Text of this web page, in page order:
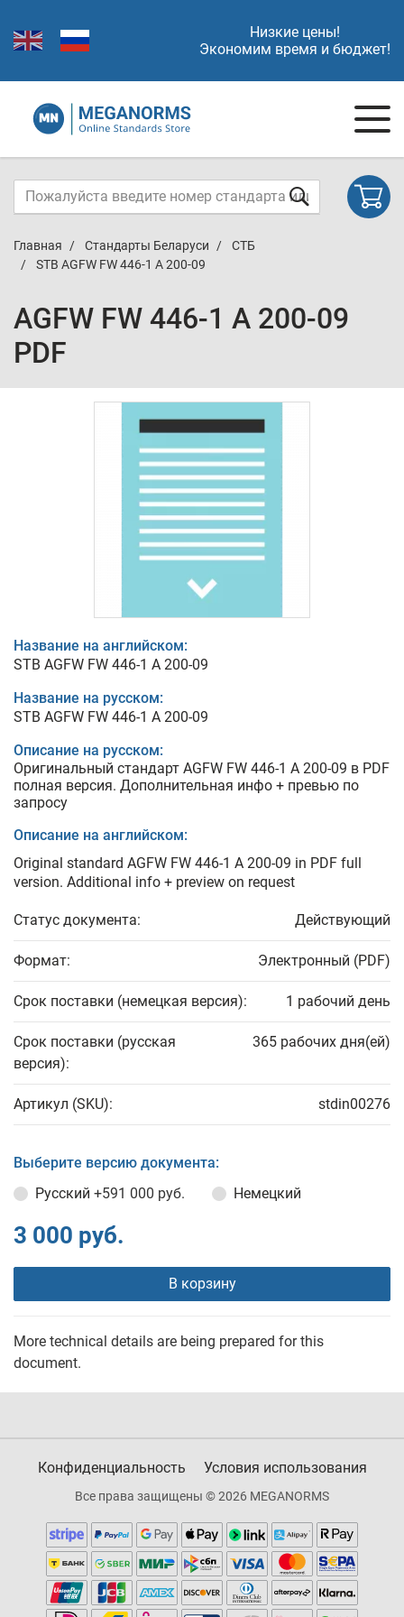
Низкие цены!
Экономим время и бюджет!
Главная Стандарты Беларуси
СТБ
STB AGFW FW 446-1 A 200-09
AGFW FW 446-1 A 200-09
PDF
Название на английском:
STB AGFW FW 446-1 A 200-09
Название на русском:
STB AGFW FW 446-1 A 200-09
Описание на русском:
Оригинальный стандарт AGFW FW 446-1 A 200-09 в PDF
полная версия. Дополнительная инфо + превью по
запросу
Описание на английском:
Original standard AGFW FW 446-1 A 200-09 in PDF full
version. Additional info + preview on request
Статус документа: Действующий
Формат: Электронный (PDF)
Срок поставки (немецкая версия): 1 рабочий день
Срок поставки (русская
версия):
365 рабочих дня(ей)
Артикул (SKU): stdin00276
Выберите версию документа:
Русский +591 000 руб. Немецкий
3 000 руб.
В корзину
More technical details are being prepared for this
document.
Конфиденциальность Условия использования
Все права защищены © 2026 MEGANORMS